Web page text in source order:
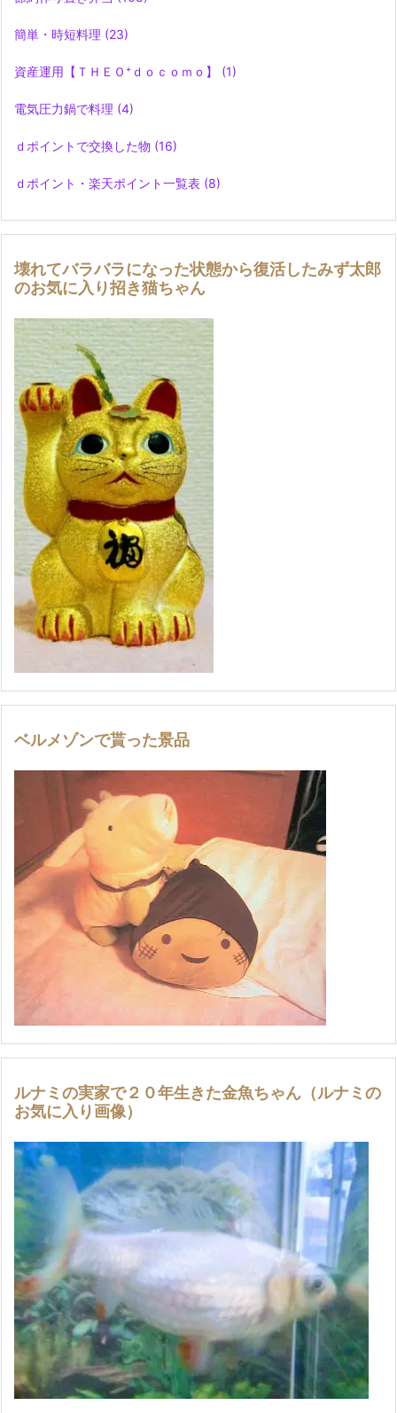
簡単・時短料理 (23)
資産運用【ＴＨＥＯ⁺ｄｏｃｏｍｏ】 (1)
電気圧力鍋で料理 (4)
ｄポイントで交換した物 (16)
ｄポイント・楽天ポイント一覧表 (8)
壊れてバラバラになった状態から復活したみず太郎
のお気に入り招き猫ちゃん
ベルメゾンで貰った景品
ルナミの実家で２０年生きた金魚ちゃん（ルナミの
お気に入り画像）